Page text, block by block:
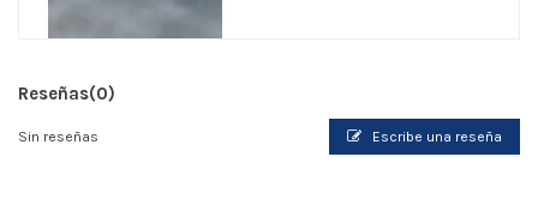
Reseñas(0)
Sin reseñas Escribe una reseña